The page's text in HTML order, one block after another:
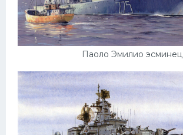
Паоло Эмилио эсминец
Форд
Черри
Хавал
Кавасаки
Инфинити